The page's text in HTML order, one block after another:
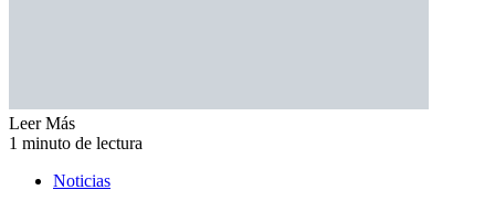
Leer Más
1 minuto de lectura
Noticias